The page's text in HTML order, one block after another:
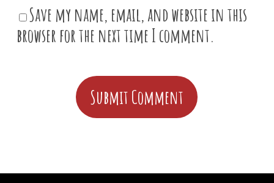
Save my name, email, and website in this
browser for the next time I comment.